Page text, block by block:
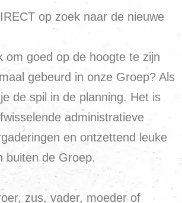
op zoek naar de nieuwe
om goed op de hoogte te zijn
gebeurd in onze Groep? Als
de spil in de planning. Het is
administratieve
en ontzettend leuke
buiten de Groep.
zus, vader, moeder of